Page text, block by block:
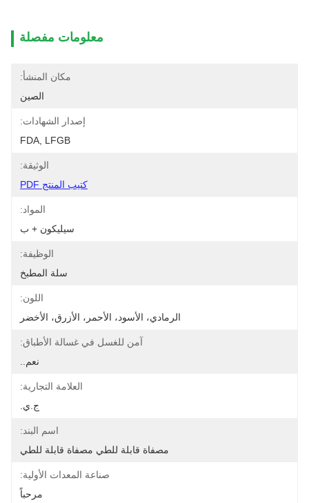
معلومات مفصلة
مكان المنشأ:
الصين
إصدار الشهادات:
FDA, LFGB
الوثيقة:
كتيب المنتج PDF
المواد:
سيليكون + ب
الوظيفة:
سلة المطبخ
اللون:
الرمادي، الأسود، الأحمر، الأزرق، الأخضر
آمن للغسل في غسالة الأطباق:
نعم..
العلامة التجارية:
ج.ي.
اسم البند:
مصفاة قابلة للطي مصفاة قابلة للطي
صناعة المعدات الأولية:
مرحباً